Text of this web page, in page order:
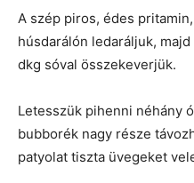
A szép piros, édes
húsdarálón ledaráljuk,
dkg sóval összekeverjük.
Letesszük pihenni néhány
bubborék nagy része
patyolat tiszta üvegeket